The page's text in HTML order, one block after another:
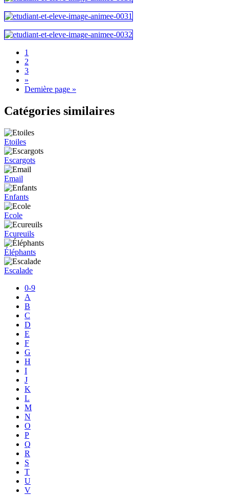
1
2
3
»
Dernière page »
Catégories similaires
Etoiles
Escargots
Email
Enfants
Ecole
Ecureuils
Éléphants
Escalade
0-9
A
B
C
D
E
F
G
H
I
J
K
L
M
N
O
P
Q
R
S
T
U
V